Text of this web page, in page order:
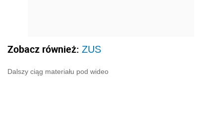
Zobacz również: ZUS
Dalszy ciąg materiału pod wideo